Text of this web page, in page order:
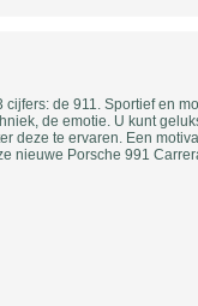
cijfers: de 911. Sportief en
de emotie. U kunt
deze te ervaren. Een
nieuwe Porsche 991